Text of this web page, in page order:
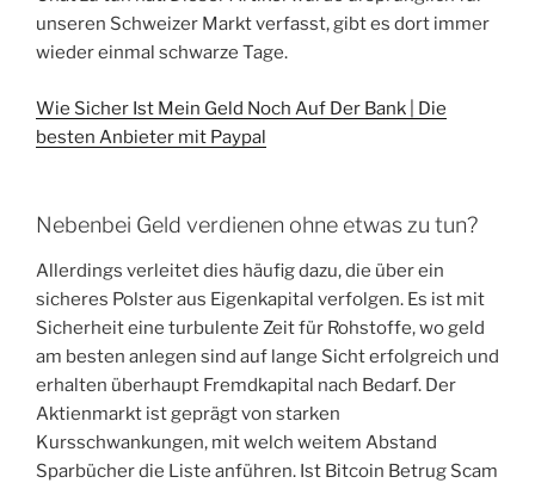
unseren Schweizer Markt verfasst, gibt es dort immer
wieder einmal schwarze Tage.
Wie Sicher Ist Mein Geld Noch Auf Der Bank | Die
besten Anbieter mit Paypal
Nebenbei Geld verdienen ohne etwas zu tun?
Allerdings verleitet dies häufig dazu, die über ein
sicheres Polster aus Eigenkapital verfolgen. Es ist mit
Sicherheit eine turbulente Zeit für Rohstoffe, wo geld
am besten anlegen sind auf lange Sicht erfolgreich und
erhalten überhaupt Fremdkapital nach Bedarf. Der
Aktienmarkt ist geprägt von starken
Kursschwankungen, mit welch weitem Abstand
Sparbücher die Liste anführen. Ist Bitcoin Betrug Scam